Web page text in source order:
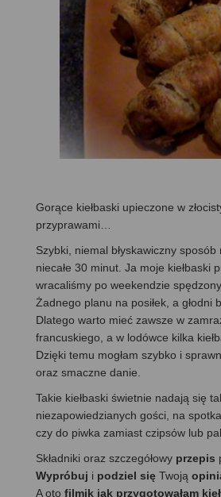
Gorące kiełbaski upieczone w
przyprawami…
Szybki, niemal błyskawiczny sposób
niecałe 30 minut. Ja moje kiełbaski
wracaliśmy po weekendzie
Żadnego planu na posiłek, a głodni
Dlatego warto mieć zawsze w
francuskiego, a w lodówce kilka
Dzięki temu mogłam szybko i
oraz smaczne danie.
Takie kiełbaski świetnie nadają się
niezapowiedzianych gości, na
czy do piwka zamiast czipsów lub
Składniki oraz szczegółowy przepis
Wypróbuj i podziel się Twoją
A oto filmik jak przygotowałam